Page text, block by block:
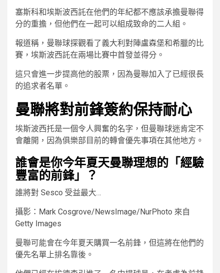
塞斯科和埃斯波西託在他們的年紀都不應該承擔曼聯得
分的重擔，但他們在一起可以組成致命的二人組。
報道稱，曼聯球探觀看了義大利對陣盧森堡和希臘的比
賽，埃斯波西託在兩場比賽中首發並得分。
這只會進一步提高他的股票，因為曼聯加入了已經很長
的追求者名單。
曼聯將對前鋒簽約保持耐心
埃斯波西托是一個令人興奮的名字，但曼聯球迷肯定不
會離開，因為俱樂部目前的轉會優先事項在其他地方。
誰會是你今年夏天曼聯理想的「經驗
豐富的前鋒」？
誰將對 Sesco 受益最大…
攝影：Mark Cosgrove/NewsImage/NurPhoto 來自
Getty Images
曼聯可能會在今年夏天購買一名前鋒，但這將在他們的
優先名單上排名靠後。